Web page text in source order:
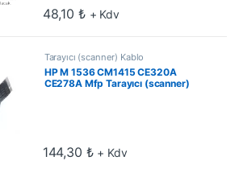
48,10 ₺ + Kdv
Tarayıcı (scanner) Kablo
HP M 1536 CM1415 CE320A
CE278A Mfp Tarayıcı (scanner)
144,30 ₺ + Kdv